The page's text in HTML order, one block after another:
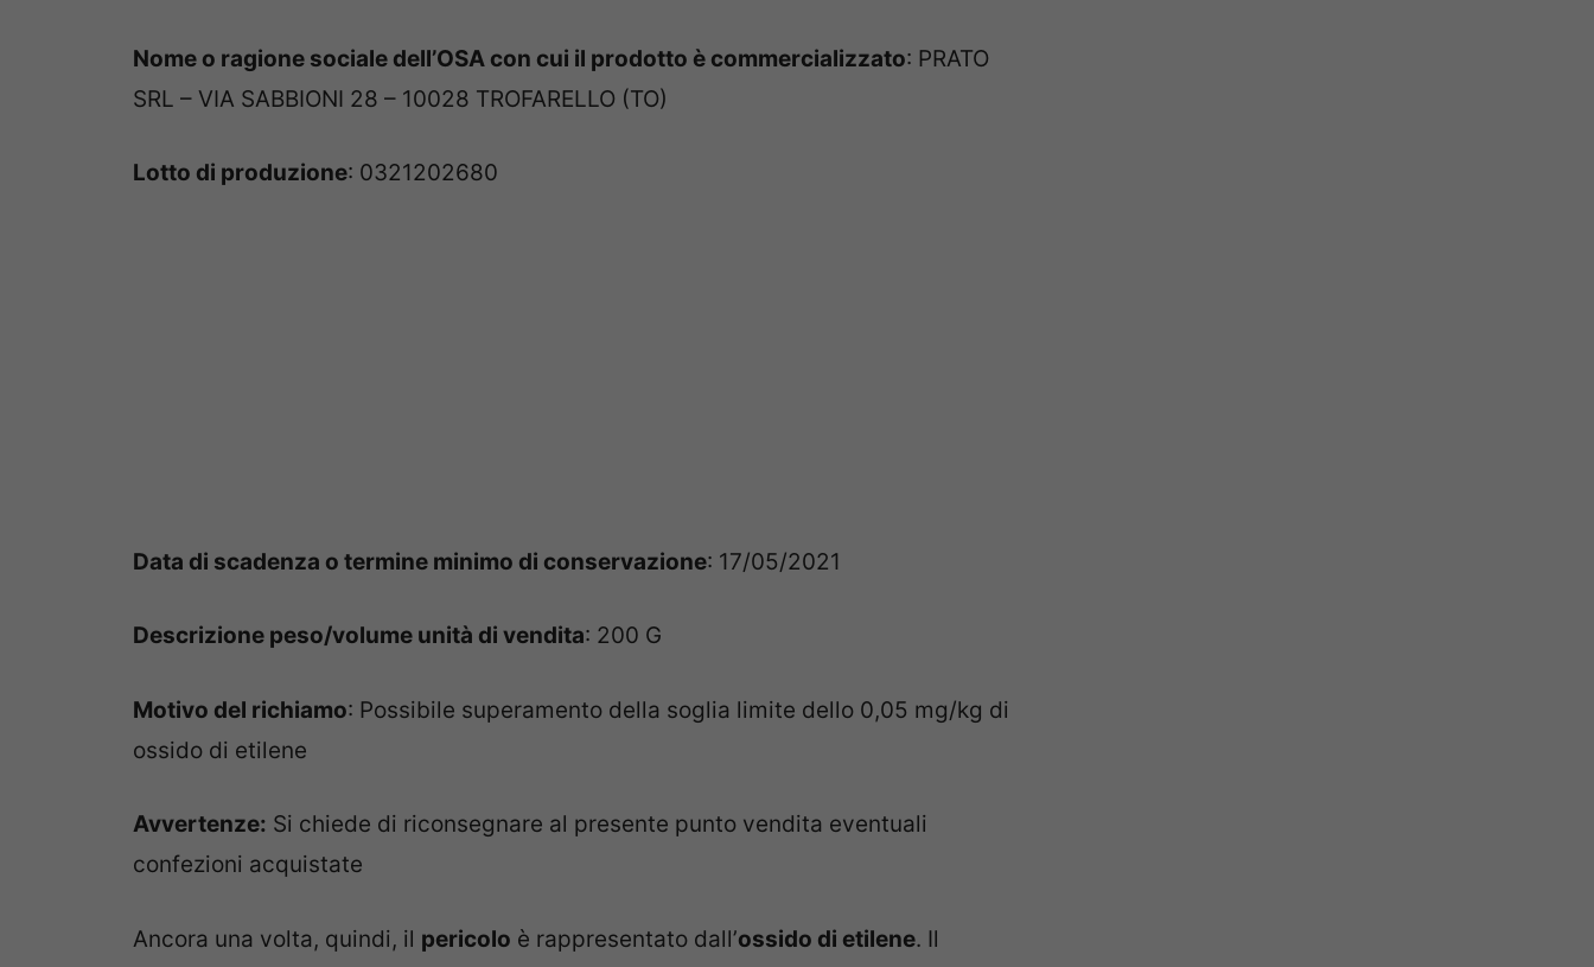
Nome o ragione sociale dell’OSA con cui il prodotto è commercializzato: PRATO
SRL – VIA SABBIONI 28 – 10028 TROFARELLO (TO)
Lotto di produzione: 0321202680
Data di scadenza o termine minimo di conservazione: 17/05/2021
Descrizione peso/volume unità di vendita: 200 G
Motivo del richiamo: Possibile superamento della soglia limite dello 0,05 mg/kg di
ossido di etilene
Avvertenze: Si chiede di riconsegnare al presente punto vendita eventuali
confezioni acquistate
Ancora una volta, quindi, il pericolo è rappresentato dall’ossido di etilene. Il